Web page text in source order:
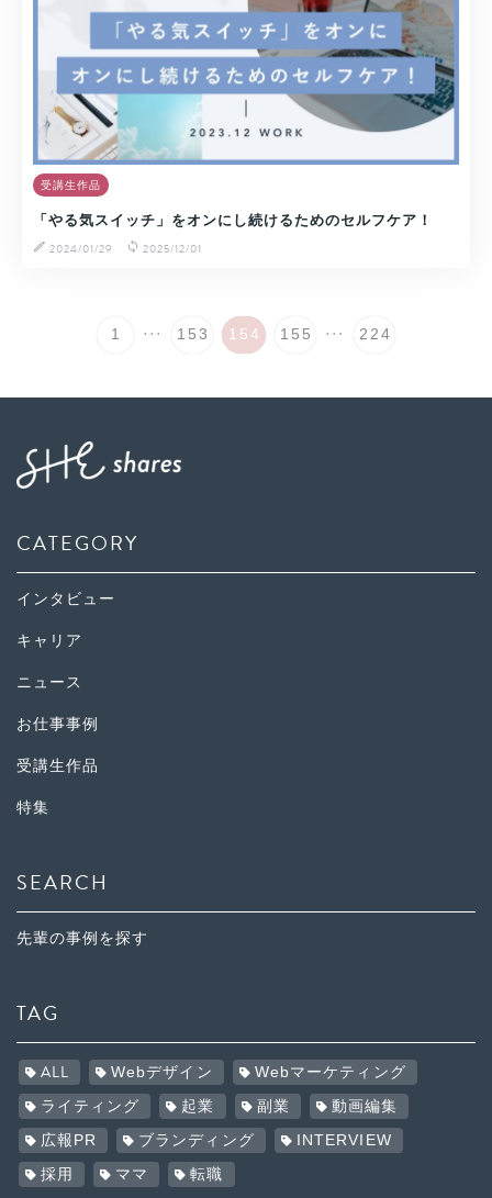
受講生作品
「やる気スイッチ」をオンにし続けるためのセルフケア！
2024/01/29
2025/12/01
1 ... 153 154 155 ... 224
CATEGORY
インタビュー
キャリア
ニュース
お仕事事例
受講生作品
特集
SEARCH
先輩の事例を探す
TAG
ALL Webデザイン Webマーケティング
ライティング 起業 副業 動画編集
広報PR ブランディング INTERVIEW
採用 ママ 転職